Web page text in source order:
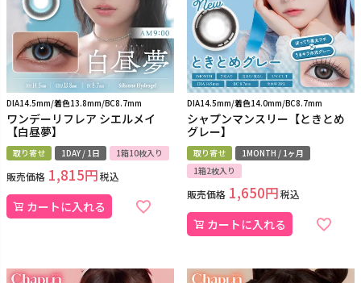
DIA14.5mm/着色13.8mm/BC8.7mm
ワンデーリフレア シエルメイ
【白昼夢】
取り寄せ 1DAY / 1日 1箱10枚入り
販売価格 1,815 税込
カートに入れる
DIA14.5mm/着色14.0mm/BC8.7mm
シャプンマンスリー【ときとめ
グレー】
取り寄せ
1MONTH / 1ヶ月
1箱2枚入り
販売価格 1,650 税込
カートに入れる